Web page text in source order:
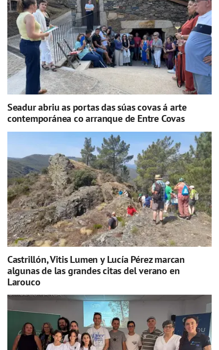
Seadur abriu as portas das súas covas á arte
contemporánea co arranque de Entre Covas
Castrillón, Vitis Lumen y Lucía Pérez marcan
algunas de las grandes citas del verano en
Larouco